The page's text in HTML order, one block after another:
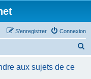
Connexion
S’enregistrer
aux sujets de ce